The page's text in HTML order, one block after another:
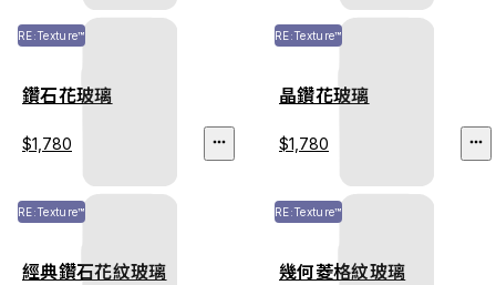
RE:Texture™
鑽石花玻璃
$1,780
RE:Texture™
晶鑽花玻璃
$1,780
RE:Texture™
經典鑽石花紋玻璃
RE:Texture™
幾何菱格紋玻璃